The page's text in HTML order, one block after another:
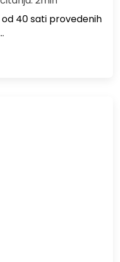
od 40 sati provedenih